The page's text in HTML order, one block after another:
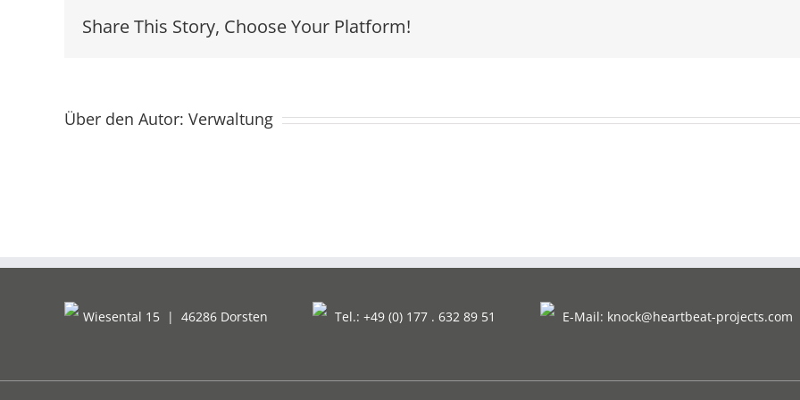
Share This Story, Choose Your Platform!
Über den Autor: Verwaltung
Wiesental 15 | 46286 Dorsten Tel.: +49 (0) 177 . 632 89 51 E-Mail: knock@heartbeat-projects.com